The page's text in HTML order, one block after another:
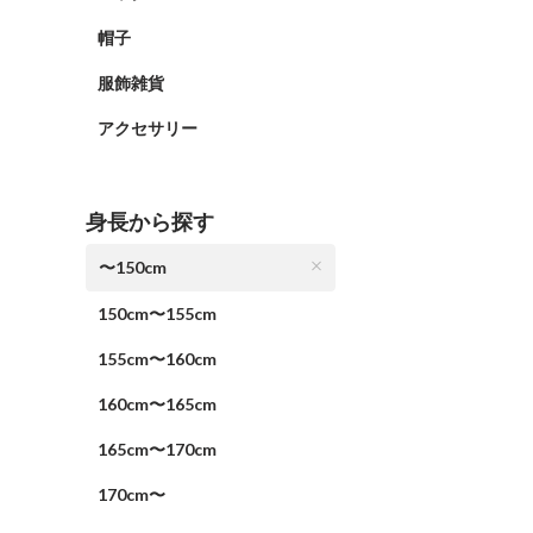
帽子
服飾雑貨
アクセサリー
身長から探す
〜150cm
150cm〜155cm
155cm〜160cm
160cm〜165cm
165cm〜170cm
170cm〜